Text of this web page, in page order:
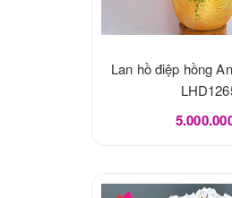
Lan hồ điệp hồng